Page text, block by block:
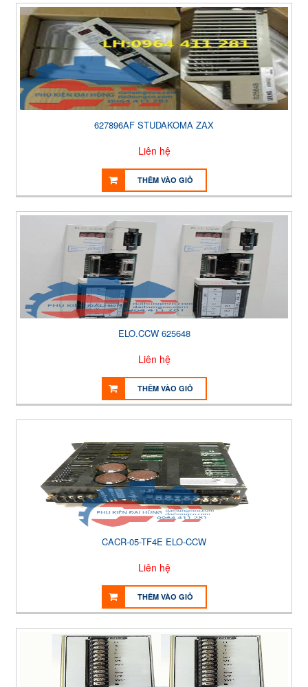
627896AF STUDAKOMA ZAX
Liên hệ
THÊM VÀO GIỎ
ELO.CCW 625648
Liên hệ
THÊM VÀO GIỎ
CACR-05-TF4E ELO-CCW
Liên hệ
THÊM VÀO GIỎ